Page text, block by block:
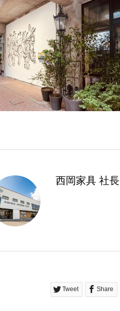
西岡家具 社
Tweet Share